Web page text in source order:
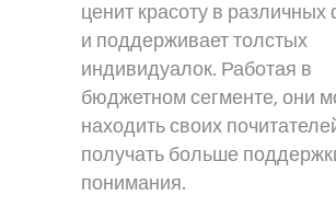
ценит красоту в
и поддерживает толстых
индивидуалок. Работая в
бюджетном сегменте, они
находить своих
получать больше
понимания.